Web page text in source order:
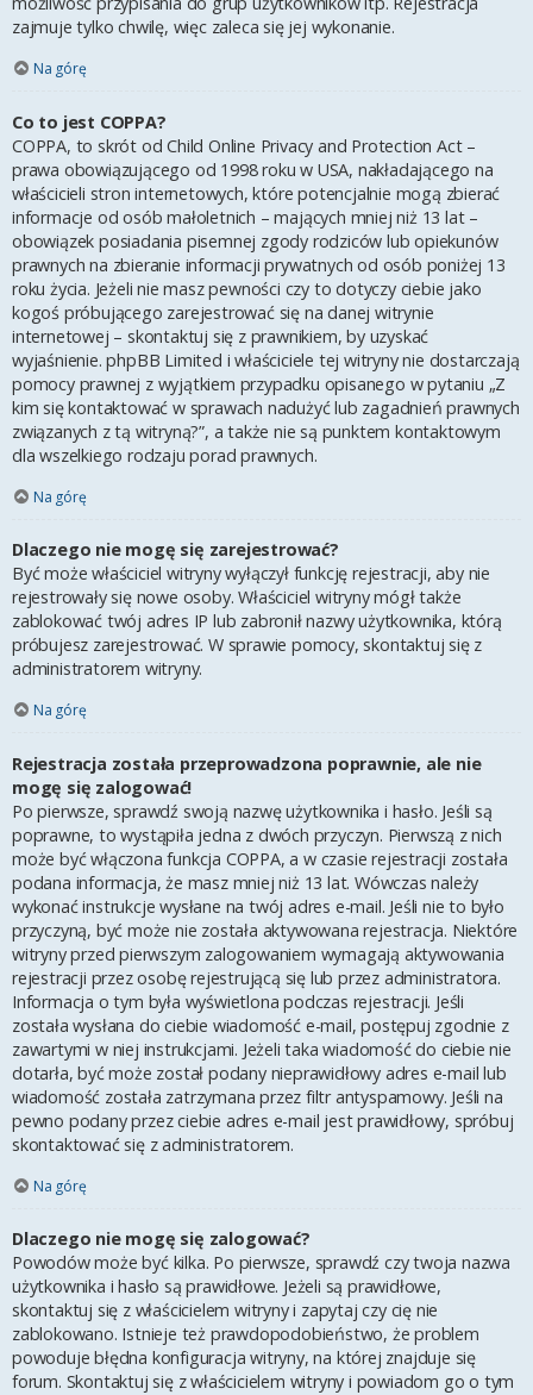
zajmuje tylko chwilę, więc zaleca się jej wykonanie.
Na górę
Co to jest COPPA?
COPPA, to skrót od Child Online Privacy and Protection Act –
prawa obowiązującego od 1998 roku w USA, nakładającego na
właścicieli stron internetowych, które potencjalnie mogą zbierać
informacje od osób małoletnich – mających mniej niż 13 lat –
obowiązek posiadania pisemnej zgody rodziców lub opiekunów
prawnych na zbieranie informacji prywatnych od osób poniżej 13
roku życia. Jeżeli nie masz pewności czy to dotyczy ciebie jako
kogoś próbującego zarejestrować się na danej witrynie
internetowej – skontaktuj się z prawnikiem, by uzyskać
wyjaśnienie. phpBB Limited i właściciele tej witryny nie dostarczają
pomocy prawnej z wyjątkiem przypadku opisanego w pytaniu „Z
kim się kontaktować w sprawach nadużyć lub zagadnień prawnych
związanych z tą witryną?”, a także nie są punktem kontaktowym
dla wszelkiego rodzaju porad prawnych.
Na górę
Dlaczego nie mogę się zarejestrować?
Być może właściciel witryny wyłączył funkcję rejestracji, aby nie
rejestrowały się nowe osoby. Właściciel witryny mógł także
zablokować twój adres IP lub zabronił nazwy użytkownika, którą
próbujesz zarejestrować. W sprawie pomocy, skontaktuj się z
administratorem witryny.
Na górę
Rejestracja została przeprowadzona poprawnie, ale nie
mogę się zalogować!
Po pierwsze, sprawdź swoją nazwę użytkownika i hasło. Jeśli są
poprawne, to wystąpiła jedna z dwóch przyczyn. Pierwszą z nich
może być włączona funkcja COPPA, a w czasie rejestracji została
podana informacja, że masz mniej niż 13 lat. Wówczas należy
wykonać instrukcje wysłane na twój adres e-mail. Jeśli nie to było
przyczyną, być może nie została aktywowana rejestracja. Niektóre
witryny przed pierwszym zalogowaniem wymagają aktywowania
rejestracji przez osobę rejestrującą się lub przez administratora.
Informacja o tym była wyświetlona podczas rejestracji. Jeśli
została wysłana do ciebie wiadomość e-mail, postępuj zgodnie z
zawartymi w niej instrukcjami. Jeżeli taka wiadomość do ciebie nie
dotarła, być może został podany nieprawidłowy adres e-mail lub
wiadomość została zatrzymana przez filtr antyspamowy. Jeśli na
pewno podany przez ciebie adres e-mail jest prawidłowy, spróbuj
skontaktować się z administratorem.
Na górę
Dlaczego nie mogę się zalogować?
Powodów może być kilka. Po pierwsze, sprawdź czy twoja nazwa
użytkownika i hasło są prawidłowe. Jeżeli są prawidłowe,
skontaktuj się z właścicielem witryny i zapytaj czy cię nie
zablokowano. Istnieje też prawdopodobieństwo, że problem
powoduje błędna konfiguracja witryny, na której znajduje się
forum. Skontaktuj się z właścicielem witryny i powiadom go o tym